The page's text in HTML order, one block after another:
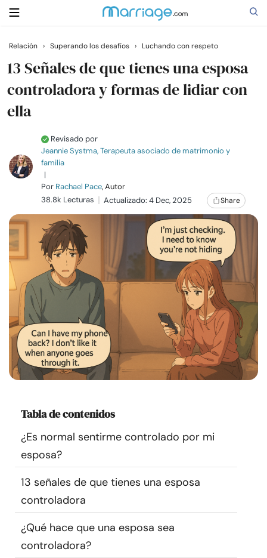
Buscar
Casarse
Relaciones
Familia
Ayuda
Cursos
Recursos
Comunidad
Encuentra un terapeuta
Idioma ES
Sobre nosotros Contáctanos Escríbenos
Publicidad con
nosotros
© Copyright 2026. Todos los derechos reservados.
Relación › Superando los desafíos › Luchando con respeto
13 Señales de que tienes una esposa
controladora y formas de lidiar con
ella
Revisado por
Jeannie Systma, Terapeuta asociado de matrimonio y
familia
|
Por Rachael Pace, Autor
38.8k Lecturas
Actualizado: 4 Dec, 2025 Share
Tabla de contenidos
¿Es normal sentirme controlado por mi
esposa?
13 señales de que tienes una esposa
controladora
¿Qué hace que una esposa sea
controladora?